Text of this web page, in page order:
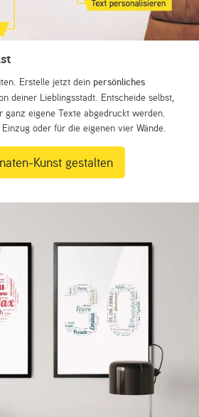
Erstelle jetzt dein persönliches
deiner Lieblingsstadt. Entscheide selbst,
ganz eigene Texte abgedruckt werden.
oder für die eigenen vier Wände.
Kunst gestalten